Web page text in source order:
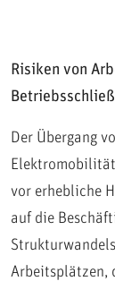
Risiken von
Der Übergang
vor erhebliche
auf die
Arbeitsplätzen,